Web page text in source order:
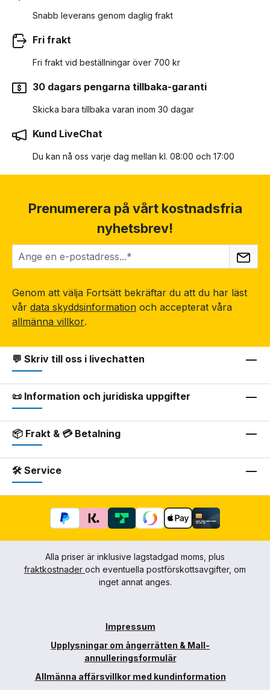
Snabb leverans genom daglig frakt
Fri frakt
Fri frakt vid beställningar över 700 kr
30 dagars pengarna tillbaka-garanti
Skicka bara tillbaka varan inom 30 dagar
Kund LiveChat
Du kan nå oss varje dag mellan kl. 08:00 och 17:00
Prenumerera på vårt kostnadsfria
nyhetsbrev!
Genom att välja Fortsätt bekräftar du att du har läst
vår data skyddsinformation och accepterat våra
allmänna villkor.
💬 Skriv till oss i livechatten
📜 Information och juridiska uppgifter
📦 Frakt & 💳 Betalning
🛠 Service
Alla priser är inklusive lagstadgad moms, plus
fraktkostnader och eventuella postförskottsavgifter, om
inget annat anges.
Impressum
Upplysningar om ångerrätten & Mall-
annulleringsformulär
Allmänna affärsvillkor med kundinformation